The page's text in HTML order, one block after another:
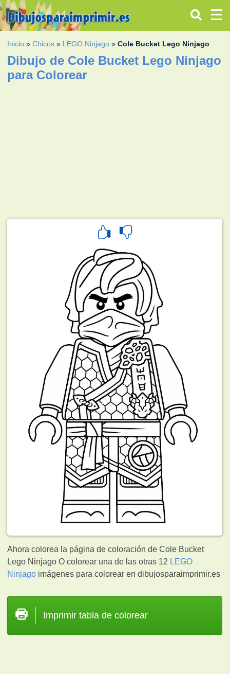
Inicio »Chicos » LEGO Ninjago »Cole Bucket Lego Ninjago
Dibujo de Cole Bucket Lego Ninjago
para Colorear
Ahora colorea la página de coloración de Cole Bucket
Lego Ninjago O colorear una de las otras 12 LEGO
Ninjago imágenes para colorear en dibujosparaimprimir.es
Imprimir tabla de colorear